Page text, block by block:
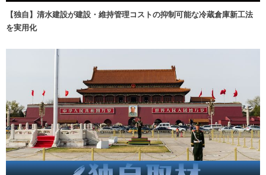
【独自】清水建設が建設・維持管理コストの抑制可能な冷蔵倉庫新工法
を実用化